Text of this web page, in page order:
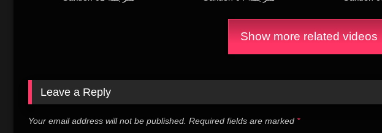
Show more related videos
Leave a Reply
Your email address will not be published. Required fields are marked *